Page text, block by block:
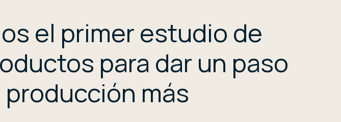
el primer estudio de
para dar un paso
más